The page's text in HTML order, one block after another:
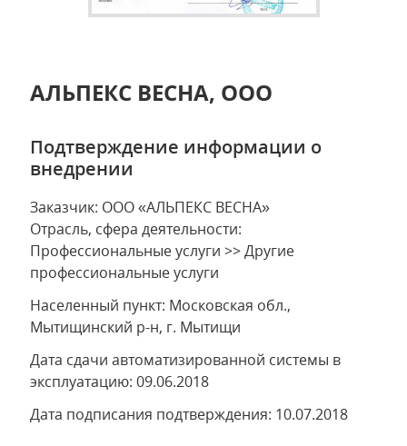
АЛЬПЕКС ВЕСНА, ООО
Подтверждение информации о
внедрении
Заказчик: ООО «АЛЬПЕКС ВЕСНА»
Отрасль, сфера деятельности:
Профессиональные услуги >> Другие
профессиональные услуги
Населенный пункт: Московская обл.,
Мытищинский р-н, г. Мытищи
Дата сдачи автоматизированной системы в
эксплуатацию: 09.06.2018
Дата подписания подтверждения: 10.07.2018